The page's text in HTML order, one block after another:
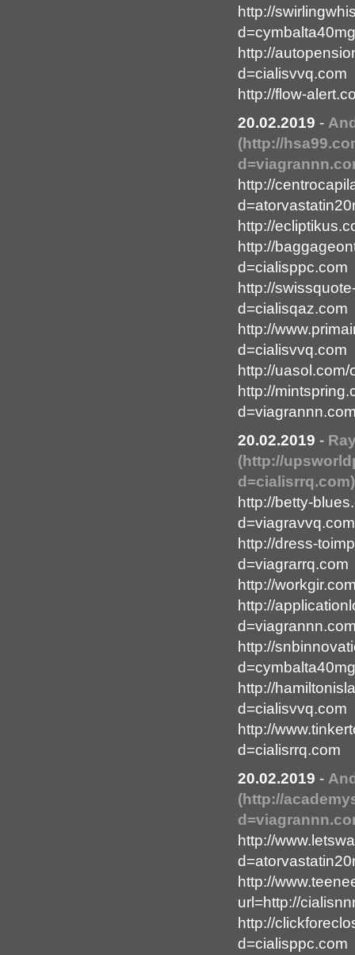
http://
http://
d=cialisvvq.com
http://flow-
20.02.2019 -
(http://
http://
http://
http://
d=cialisppc.com
http://
d=cialisqaz.com
http://
d=cialisvvq.com
http://
http://
20.02.2019 -
(http://
d=cialisrrq.com)
http://betty-
d=viagravvq.com
http://dress-
d=viagrarrq.com
http://
http://
http://
http://
d=cialisvvq.com
http://
d=cialisrrq.com
20.02.2019 -
(http://
http://
http://
url=http://
http://
d=cialisppc.com